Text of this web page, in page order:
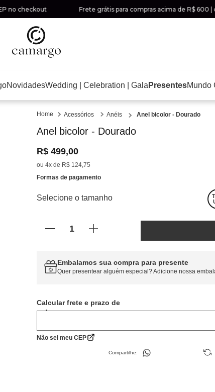
checkout Frete grátis para compras acima de R$ 600 |
NovidadesWedding | Celebration | Gala PresentesMundo
Acessórios Anéis Anel bicolor - Dourado
Anel bicolor - Dourado
R$ 499,00
ou 4x de R$ 124,75
Formas de pagamento
Embalamos sua compra para presente
Quer presentear alguém especial? Adicione nossa
Calcular frete
Não sei meu CEP
Compartilhe: